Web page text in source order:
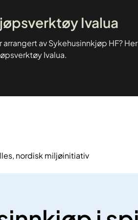
Ivalua
av Sykehusinnkjøp HF? Her
Ivalua.
nordisk miljøinitiativ